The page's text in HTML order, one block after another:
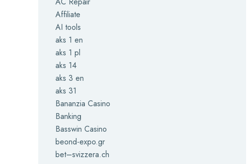
Affiliate
AI tools
aks 1 en
aks 1 pl
aks 14
aks 3 en
aks 31
Bananzia Casino
Banking
Basswin Casino
beond-expo.gr
bet–svizzera.ch